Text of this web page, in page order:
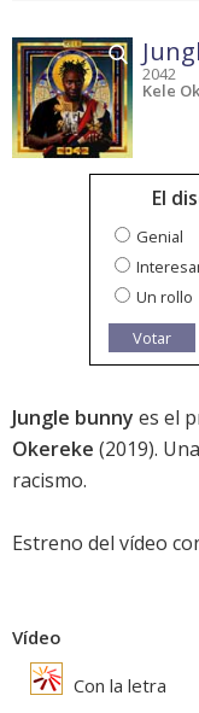
2042
Kele
El
Genial
Un rollo
Votar
Jungle bunny es el
Okereke (2019).
racismo.
Estreno del vídeo
Vídeo
Con la letra